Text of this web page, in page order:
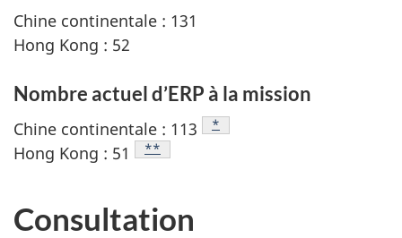
Chine continentale : 131
Hong Kong : 52
Nombre actuel d’ERP à la mission
Chine continentale : 113 Note de bas de page
*
Hong Kong : 51 Note de bas de page
**
Consultation